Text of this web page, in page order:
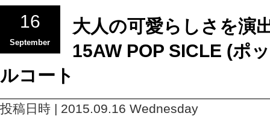
16
September
大人の可愛らしさを演
15AW POP SICLE (ポ
ルコート
投稿日時 | 2015.09.16 Wednesday